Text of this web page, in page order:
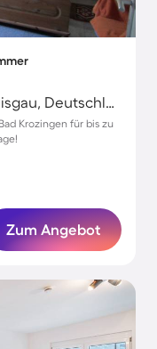
Munzingen, Freiburg im Breisgau, Deutschland
Krozingen für bis zu
Zum Angebot